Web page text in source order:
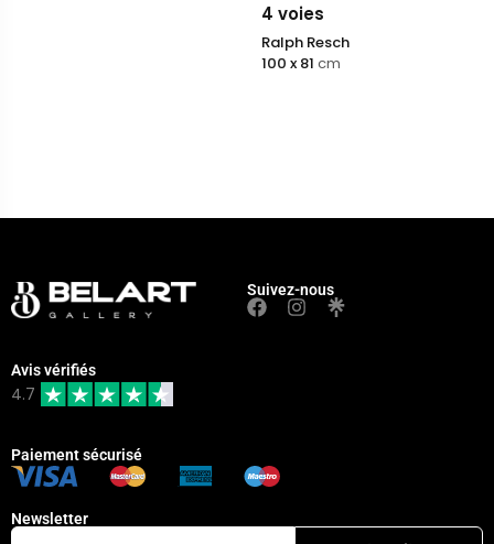
4 voies
Ralph Resch
100 x 81 cm
Suivez-nous
Avis vérifiés
4.7
Paiement sécurisé
Newsletter